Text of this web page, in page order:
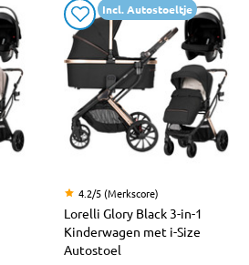
Incl. Autostoeltje
4.2/5 (Merkscore)
Lorelli Glory Black 3-in-1
Kinderwagen met i-Size
Autostoel